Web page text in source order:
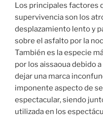
Los principales factores
supervivencia son los
desplazamiento lento y
sobre el asfalto por la
También es la especie
por los aissaoua debido
dejar una marca
imponente aspecto de
espectacular, siendo
utilizada en los